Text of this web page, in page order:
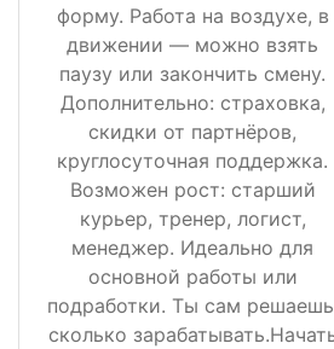
форму. Работа на воздухе, в
движении — можно взять
паузу или закончить смену.
Дополнительно: страховка,
скидки от партнёров,
круглосуточная поддержка.
Возможен рост: старший
курьер, тренер, логист,
менеджер. Идеально для
основной работы или
подработки. Ты сам
сколько